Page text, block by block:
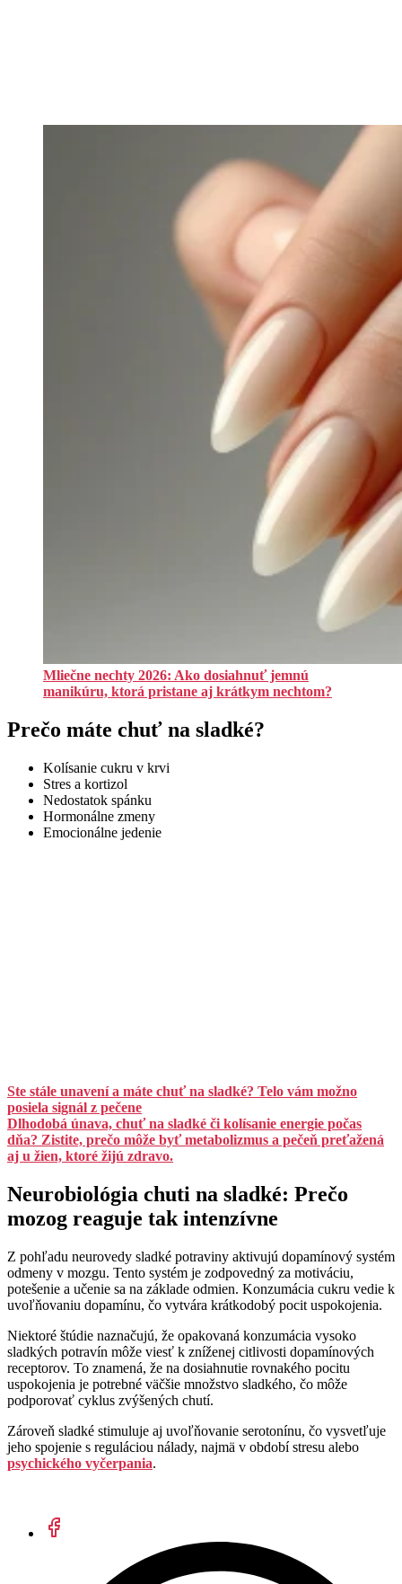
Mliečne nechty 2026: Ako dosiahnuť jemnú
manikúru, ktorá pristane aj krátkym nechtom?
Prečo máte chuť na sladké?
Kolísanie cukru v krvi
Stres a kortizol
Nedostatok spánku
Hormonálne zmeny
Emocionálne jedenie
Ste stále unavení a máte chuť na sladké? Telo vám možno
posiela signál z pečene
Dlhodobá únava, chuť na sladké či kolísanie energie počas
dňa? Zistite, prečo môže byť metabolizmus a pečeň preťažená
aj u žien, ktoré žijú zdravo.
Neurobiológia chuti na sladké: Prečo
mozog reaguje tak intenzívne
Z pohľadu neurovedy sladké potraviny aktivujú dopamínový systém
odmeny v mozgu. Tento systém je zodpovedný za motiváciu,
potešenie a učenie sa na základe odmien. Konzumácia cukru vedie k
uvoľňovaniu dopamínu, čo vytvára krátkodobý pocit uspokojenia.
Niektoré štúdie naznačujú, že opakovaná konzumácia vysoko
sladkých potravín môže viesť k zníženej citlivosti dopamínových
receptorov. To znamená, že na dosiahnutie rovnakého pocitu
uspokojenia je potrebné väčšie množstvo sladkého, čo môže
podporovať cyklus zvýšených chutí.
Zároveň sladké stimuluje aj uvoľňovanie serotonínu, čo vysvetľuje
jeho spojenie s reguláciou nálady, najmä v období stresu alebo
psychického vyčerpania.